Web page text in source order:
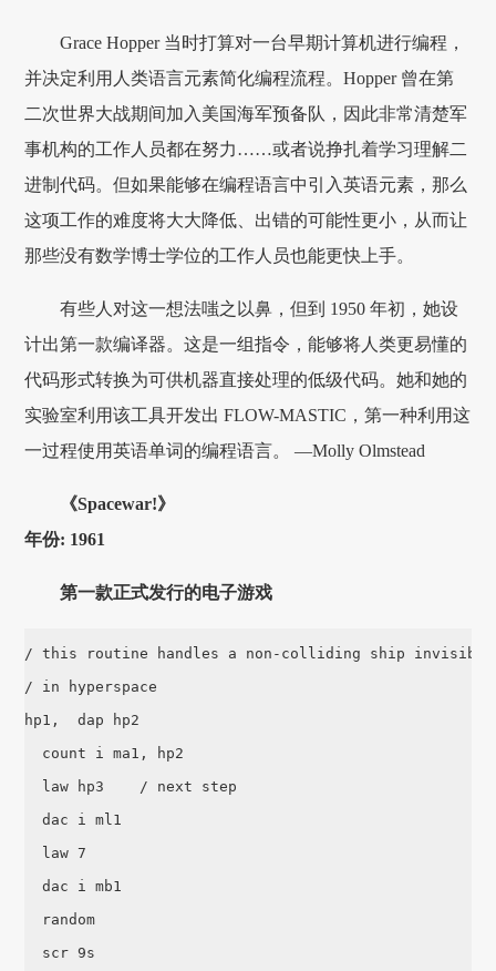
Grace Hopper 当时打算对一台早期计算机进行编程，
并决定利用人类语言元素简化编程流程。Hopper 曾在第
二次世界大战期间加入美国海军预备队，因此非常清楚军
事机构的工作人员都在努力……或者说挣扎着学习理解二
进制代码。但如果能够在编程语言中引入英语元素，那么
这项工作的难度将大大降低、出错的可能性更小，从而让
那些没有数学博士学位的工作人员也能更快上手。
有些人对这一想法嗤之以鼻，但到 1950 年初，她设
计出第一款编译器。这是一组指令，能够将人类更易懂的
代码形式转换为可供机器直接处理的低级代码。她和她的
实验室利用该工具开发出 FLOW-MASTIC，第一种利用这
一过程使用英语单词的编程语言。 —Molly Olmstead
《Spacewar!》
年份: 1961
第一款正式发行的电子游戏
/ this routine handles a non-colliding ship invisibly
/ in hyperspace
hp1,  dap hp2
  count i ma1, hp2
  law hp3    / next step
  dac i ml1
  law 7
  dac i mb1
  random
  scr 9s